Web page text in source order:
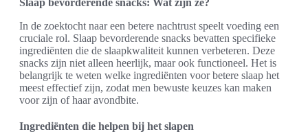
Slaap bevorderende snacks: Wat zijn ze?
In de zoektocht naar een betere nachtrust speelt voeding een
cruciale rol. Slaap bevorderende snacks bevatten specifieke
ingrediënten die de slaapkwaliteit kunnen verbeteren. Deze
snacks zijn niet alleen heerlijk, maar ook functioneel. Het is
belangrijk te weten welke ingrediënten voor betere slaap het
meest effectief zijn, zodat men bewuste keuzes kan maken
voor zijn of haar avondbite.
Ingrediënten die helpen bij het slapen